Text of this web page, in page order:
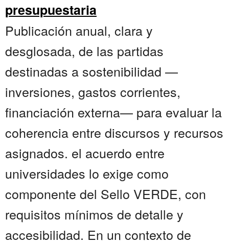
presupuestaria
Publicación anual, clara y
desglosada, de las partidas
destinadas a sostenibilidad —
inversiones, gastos corrientes,
financiación externa— para evaluar la
coherencia entre discursos y recursos
asignados. el acuerdo entre
universidades lo exige como
componente del Sello VERDE, con
requisitos mínimos de detalle y
accesibilidad. En un contexto de